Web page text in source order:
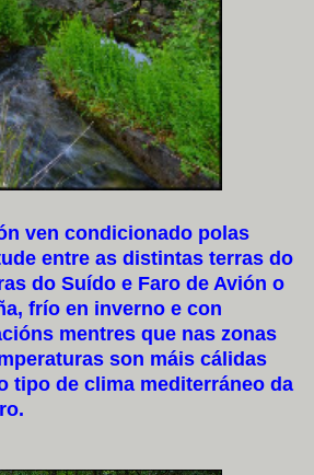
ven condicionado polas
entre as distintas terras do
do Suído e Faro de Avión o
frío en inverno e con
mentres que nas zonas
son máis cálidas
tipo de clima mediterráneo da